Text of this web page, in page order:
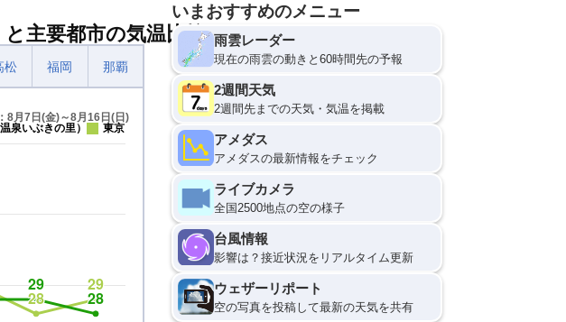
主要都市の気温比較
松 福岡 那覇
8月7日(金)～8月16日(日)
泉いぶきの里）
東京
いまおすすめのメニュー
雨雲レーダー
現在の雨雲の動きと60時間先の予報
2週間天気
2週間先までの天気・気温を掲載
アメダス
アメダスの最新情報をチェック
ライブカメラ
全国2500地点の空の様子
台風情報
影響は？接近状況をリアルタイム更新
ウェザーリポート
空の写真を投稿して最新の天気を共有